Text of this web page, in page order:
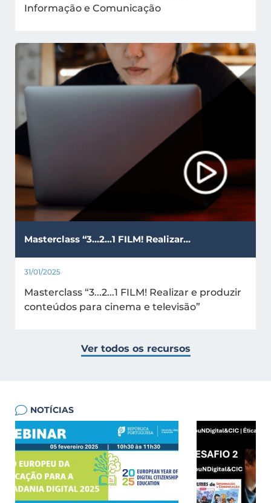
Informação e Comunicação
Masterclass “3...2...1 FILM! Realizar…
31/01/2025
Masterclass “3...2...1 FILM! Realizar e produzir
conteúdos para cinema e televisão”
Ver todos os recursos
NOTÍCIAS